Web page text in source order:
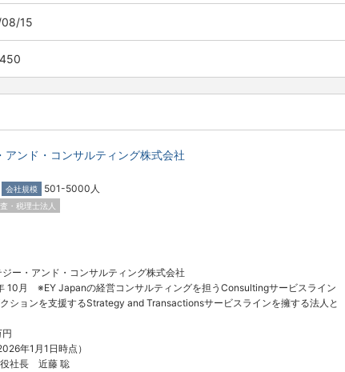
15
アンド・コンサルティング株式会社
会社規模 501-5000人
・税理士法人
ジー・アンド・コンサルティング株式会社
10月 ※EY Japanの経営コンサルティングを担うConsultingサービスライン
ションを支援するStrategy and Transactionsサービスラインを擁する法人と
円
年1月1日時点）
役社長 近藤 聡